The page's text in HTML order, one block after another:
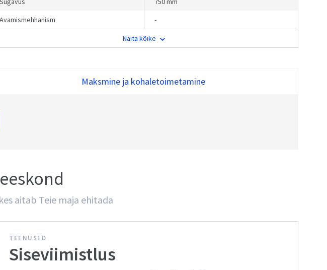
Avamismehhanism
-
Näita kõike
Maksmine ja kohaletoimetamine
aitab Teie maja ehitada
TEENUSED
Siseviimistlus